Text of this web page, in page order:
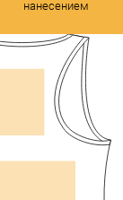
нанесением